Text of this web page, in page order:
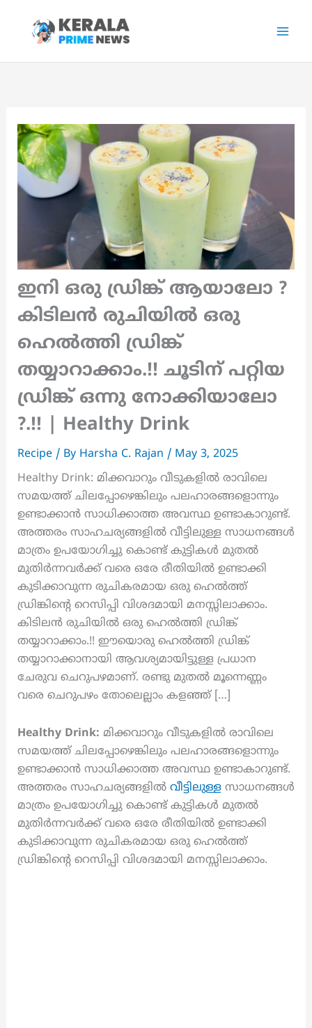
content
ഇനി ഒരു ഡ്രിങ്ക് ആയാലോ ?
കിടിലൻ രുചിയിൽ ഒരു
ഹെൽത്തി ഡ്രിങ്ക്
തയ്യാറാക്കാം.!! ചൂടിന് പറ്റിയ
ഡ്രിങ്ക് ഒന്നു നോക്കിയാലോ
?.!! | Healthy Drink
Recipe/ By Harsha C. Rajan / May 3, 2025
Healthy Drink: മിക്കവാറും വീടുകളിൽ രാവിലെ
സമയത്ത് ചിലപ്പോഴെങ്കിലും പലഹാരങ്ങളൊന്നും
ഉണ്ടാക്കാൻ സാധിക്കാത്ത അവസ്ഥ ഉണ്ടാകാറുണ്ട്.
അത്തരം സാഹചര്യങ്ങളിൽ വീട്ടിലുള്ള സാധനങ്ങൾ
മാത്രം ഉപയോഗിച്ചു കൊണ്ട് കുട്ടികൾ മുതൽ
മുതിർന്നവർക്ക് വരെ ഒരേ രീതിയിൽ ഉണ്ടാക്കി
കുടിക്കാവുന്ന രുചികരമായ ഒരു ഹെൽത്ത്
ഡ്രിങ്കിന്റെ റെസിപ്പി വിശദമായി മനസ്സിലാക്കാം.
കിടിലൻ രുചിയിൽ ഒരു ഹെൽത്തി ഡ്രിങ്ക്
തയ്യാറാക്കാം.!! ഈയൊരു ഹെൽത്തി ഡ്രിങ്ക്
തയ്യാറാക്കാനായി ആവശ്യമായിട്ടുള്ള പ്രധാന
ചേരുവ ചെറുപഴമാണ്. രണ്ടു മുതൽ മൂന്നെണ്ണം
വരെ ചെറുപഴം തോലെല്ലാം കളഞ്ഞ് […]
Healthy Drink: മിക്കവാറും വീടുകളിൽ രാവിലെ
സമയത്ത് ചിലപ്പോഴെങ്കിലും പലഹാരങ്ങളൊന്നും
ഉണ്ടാക്കാൻ സാധിക്കാത്ത അവസ്ഥ ഉണ്ടാകാറുണ്ട്.
അത്തരം സാഹചര്യങ്ങളിൽ വീട്ടിലുള്ളസാധനങ്ങൾ
മാത്രം ഉപയോഗിച്ചു കൊണ്ട് കുട്ടികൾ മുതൽ
മുതിർന്നവർക്ക് വരെ ഒരേ രീതിയിൽ ഉണ്ടാക്കി
കുടിക്കാവുന്ന രുചികരമായ ഒരു ഹെൽത്ത്
ഡ്രിങ്കിന്റെ റെസിപ്പി വിശദമായി മനസ്സിലാക്കാം.